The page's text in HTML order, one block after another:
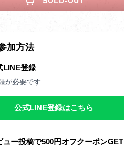
加方法
LINE登録
が必要です
公式LINE登録はこちら
ュー投稿で500円オフクーポンGET